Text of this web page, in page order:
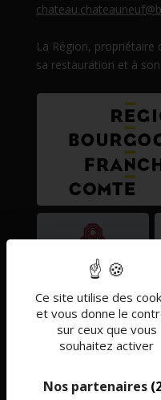
Ce site utilise des
et vous donne le
sur ceux que vous
souhaitez activer
Nos partenaires
La Région, propriétaire
sa restauration et à